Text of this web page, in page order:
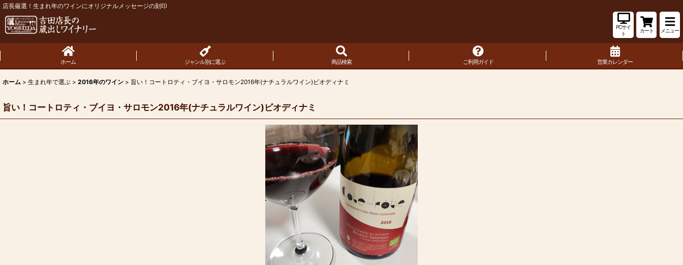
店長厳選！生まれ年のワインにオリジナルメッセージの刻印
PCサイ
ト
カート メニュー
ホーム ジャンル別に選ぶ 商品検索 ご利用ガイド 営業カレンダー
ホーム > 生まれ年で選ぶ > 2016年のワイン > 旨い！コートロティ・ブイヨ・サロモン2016年(ナチュラルワイン)ビオディナミ
旨い！コートロティ・ブイヨ・サロモン2016年(ナチュラルワイン)ビオディナミ